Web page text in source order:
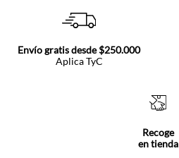
Envío gratis desde $250.000
Aplica TyC
Recoge
en tienda